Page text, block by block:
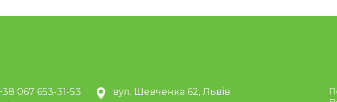
067 653-31-53
вул. Шевченка 62, Львів